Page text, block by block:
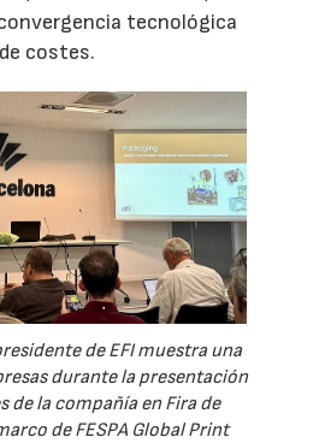
tecnológica
costes.
de EFI muestra una
durante la presentación
de la compañía en Fira de
de FESPA Global Print